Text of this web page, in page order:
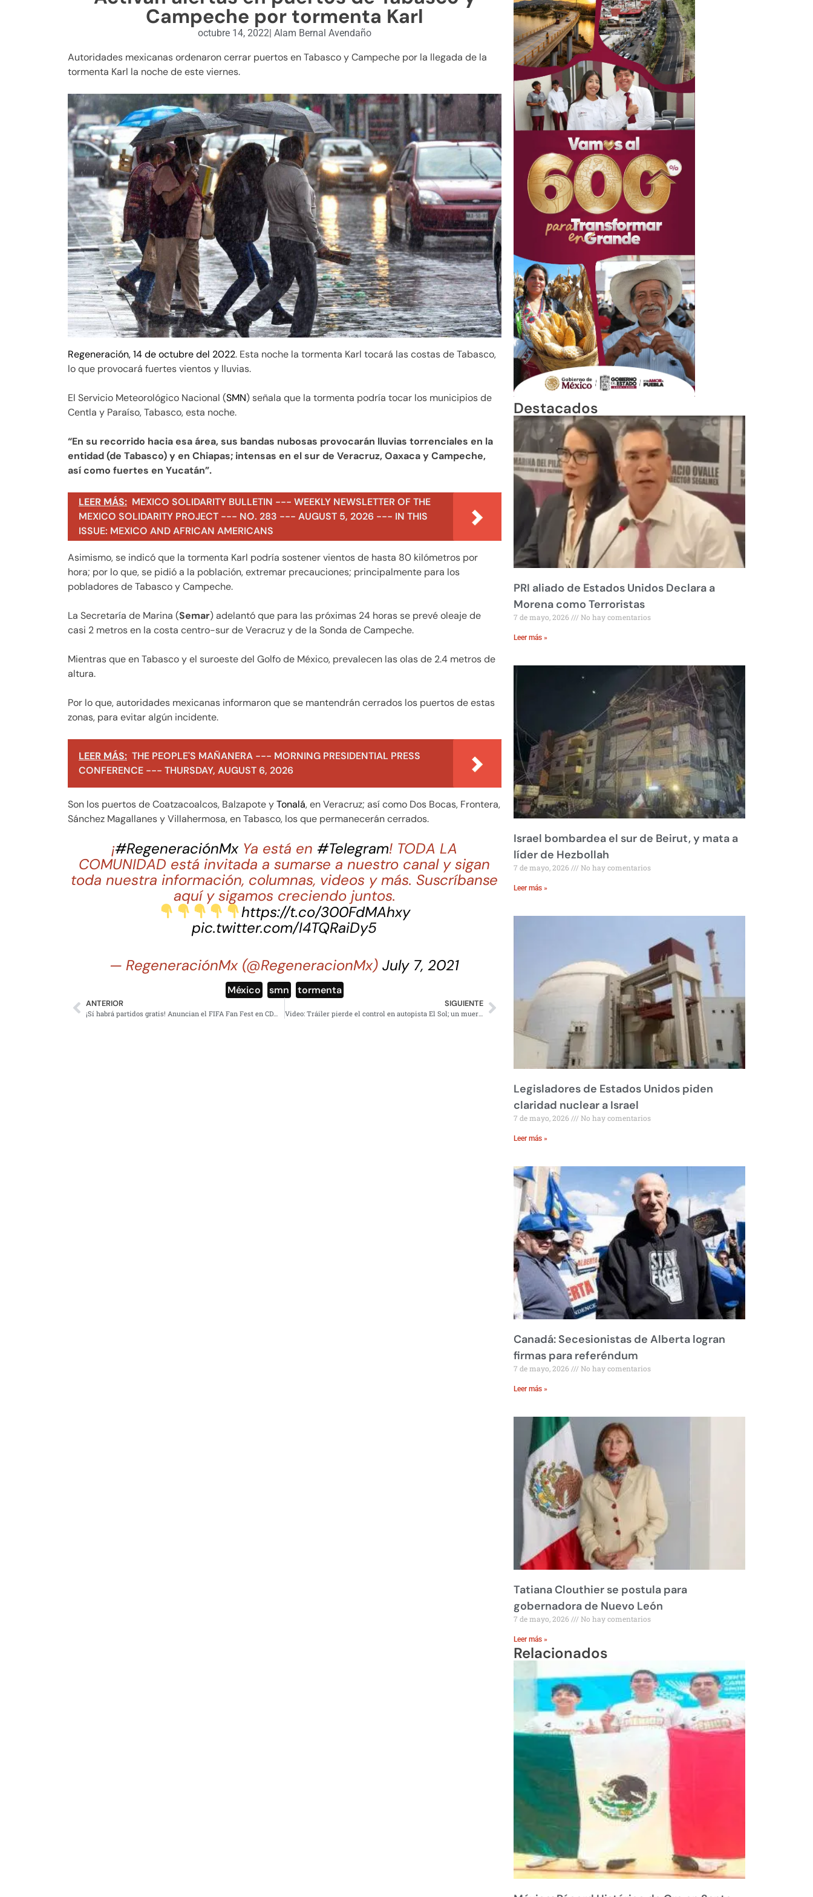
Campeche por tormenta Karl
octubre 14, 2022| Alam Bernal Avendaño
Autoridades mexicanas ordenaron cerrar puertos en Tabasco y Campeche por la llegada de la
tormenta Karl la noche de este viernes.
Regeneración, 14 de octubre del 2022. Esta noche la tormenta Karl tocará las costas de Tabasco,
lo que provocará fuertes vientos y lluvias.
El Servicio Meteorológico Nacional (SMN) señala que la tormenta podría tocar los municipios de
Centla y Paraíso, Tabasco, esta noche.
“En su recorrido hacia esa área, sus bandas nubosas provocarán lluvias torrenciales en la
entidad (de Tabasco) y en Chiapas; intensas en el sur de Veracruz, Oaxaca y Campeche,
así como fuertes en Yucatán”.
LEER MÁS: MEXICO SOLIDARITY BULLETIN --- WEEKLY NEWSLETTER OF THE
MEXICO SOLIDARITY PROJECT --- NO. 283 --- AUGUST 5, 2026 --- IN THIS
ISSUE: MEXICO AND AFRICAN AMERICANS
Asimismo, se indicó que la tormenta Karl podría sostener vientos de hasta 80 kilómetros por
hora; por lo que, se pidió a la población, extremar precauciones; principalmente para los
pobladores de Tabasco y Campeche.
La Secretaría de Marina (Semar) adelantó que para las próximas 24 horas se prevé oleaje de
casi 2 metros en la costa centro-sur de Veracruz y de la Sonda de Campeche.
Mientras que en Tabasco y el suroeste del Golfo de México, prevalecen las olas de 2.4 metros de
altura.
Por lo que, autoridades mexicanas informaron que se mantendrán cerrados los puertos de estas
zonas, para evitar algún incidente.
LEER MÁS: THE PEOPLE'S MAÑANERA --- MORNING PRESIDENTIAL PRESS
CONFERENCE --- THURSDAY, AUGUST 6, 2026
Son los puertos de Coatzacoalcos, Balzapote yTonalá, en Veracruz; así como Dos Bocas, Frontera,
Sánchez Magallanes y Villahermosa, en Tabasco, los que permanecerán cerrados.
¡#RegeneraciónMxYa está en #Telegram! TODA LA
COMUNIDAD está invitada a sumarse a nuestro canal y sigan
toda nuestra información, columnas, videos y más. Suscríbanse
aquí y sigamos creciendo juntos.
https://t.co/300FdMAhxy
pic.twitter.com/I4TQRaiDy5
— RegeneraciónMx (@RegeneracionMx)July 7, 2021
México smn tormenta
ANTERIOR SIGUIENTE
Video: Tráiler pierde el control en autopista El Sol; un muerto y varios heridos
Destacados
PRI aliado de Estados Unidos Declara a
Morena como Terroristas
7 de mayo, 2026 No hay comentarios
Leer más »
Israel bombardea el sur de Beirut, y mata a
líder de Hezbollah
7 de mayo, 2026 No hay comentarios
Leer más »
Legisladores de Estados Unidos piden
claridad nuclear a Israel
7 de mayo, 2026 No hay comentarios
Leer más »
Canadá: Secesionistas de Alberta logran
firmas para referéndum
7 de mayo, 2026 No hay comentarios
Leer más »
Tatiana Clouthier se postula para
gobernadora de Nuevo León
7 de mayo, 2026 No hay comentarios
Leer más »
Relacionados